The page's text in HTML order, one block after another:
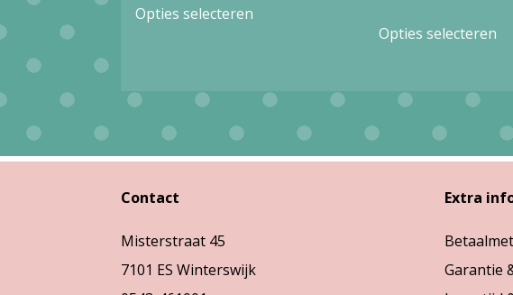
Opties selecteren
variaties.
was:
is:
Opties selecteren
Contact
Misterstraat 45
7101 ES Winterswijk
Extra
Garantie